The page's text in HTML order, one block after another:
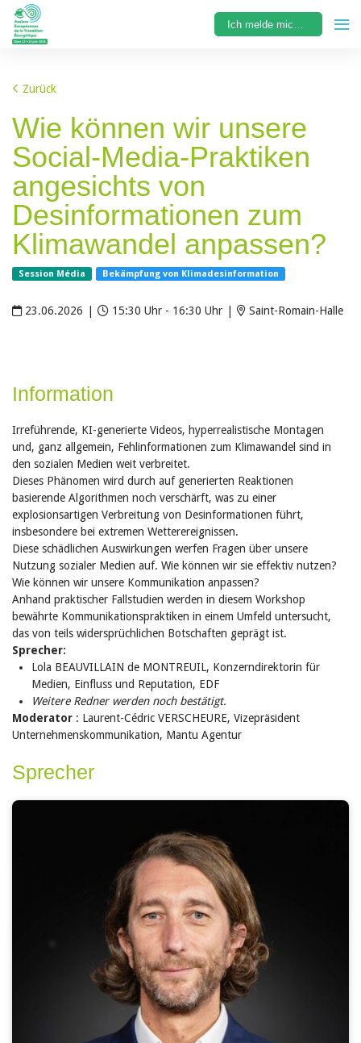
Zurück
Wie können wir unsere
Social-Media-Praktiken
angesichts von
Desinformationen zum
Klimawandel anpassen?
Session Média Bekämpfung von Klimadesinformation
23.06.2026 15:30 Uhr - 16:30 Uhr Saint-Romain-Halle
Information
Irreführende, KI-generierte Videos, hyperrealistische Montagen
und, ganz allgemein, Fehlinformationen zum Klimawandel sind in
den sozialen Medien weit verbreitet.
Dieses Phänomen wird durch auf generierten Reaktionen
basierende Algorithmen noch verschärft, was zu einer
explosionsartigen Verbreitung von Desinformationen führt,
insbesondere bei extremen Wetterereignissen.
Diese schädlichen Auswirkungen werfen Fragen über unsere
Nutzung sozialer Medien auf. Wie können wir sie effektiv nutzen?
Wie können wir unsere Kommunikation anpassen?
Anhand praktischer Fallstudien werden in diesem Workshop
bewährte Kommunikationspraktiken in einem Umfeld untersucht,
das von teils widersprüchlichen Botschaften geprägt ist.
Sprecher:
Lola BEAUVILLAIN de MONTREUIL, Konzerndirektorin für
Medien, Einfluss und Reputation, EDF
Weitere Redner werden noch bestätigt.
Moderator : Laurent-Cédric VERSCHEURE, Vizepräsident
Unternehmenskommunikation, Mantu Agentur
Sprecher